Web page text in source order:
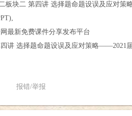
板块二 第四讲 选择题命题设误及应对策
最新免费课件分享发布平台
讲 选择题命题设误及应对策略——2021
报错/举报